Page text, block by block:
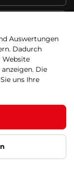
erklären
Google
Auswertungen
Dadurch
Website
Die
uns Ihre